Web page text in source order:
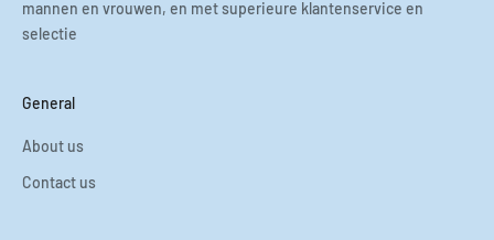
mannen en vrouwen, en met superieure klantenservice en
selectie
General
About us
Contact us